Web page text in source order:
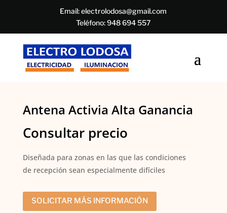
Email:electrolodosa@gmail.com
Teléfono:948 694 557
Antena Activia Alta Ganancia
Consultar precio
Diseñada para zonas en las que las condiciones
de recepción sean especialmente difíciles
SOLICITAR MÁS INFORMACIÓN